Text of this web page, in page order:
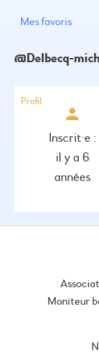
Mes favoris
@delbecq-
Profil
Inscrit·e :
il y a 6
années
Moniteur